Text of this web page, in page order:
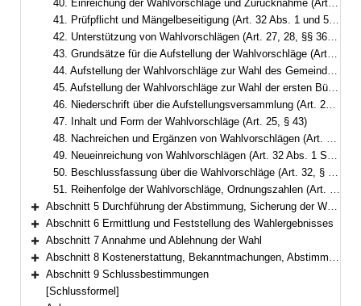
40. Einreichung der Wahlvorschläge und Zurücknahme (Art. 31, §§ 35, 49)
41. Prüfpflicht und Mängelbeseitigung (Art. 32 Abs. 1 und 5, § 47)
42. Unterstützung von Wahlvorschlägen (Art. 27, 28, §§ 36, 37, 38)
43. Grundsätze für die Aufstellung der Wahlvorschläge (Art. 29, § 39)
44. Aufstellung der Wahlvorschläge zur Wahl des Gemeinderats und des Kreistags (Art. 24 bis 29, §§ 39, 40)
45. Aufstellung der Wahlvorschläge zur Wahl der ersten Bürgermeisterin, des ersten Bürgermeisters, der Landrätin und des Landrats (Art. 45, § 41)
46. Niederschrift über die Aufstellungsversammlung (Art. 29 Abs. 5, § 42)
47. Inhalt und Form der Wahlvorschläge (Art. 25, § 43)
48. Nachreichen und Ergänzen von Wahlvorschlägen (Art. 31 Satz 2 und 3, §§ 45, 46)
49. Neueinreichung von Wahlvorschlägen (Art. 32 Abs. 1 Satz 3)
50. Beschlussfassung über die Wahlvorschläge (Art. 32, § 48)
51. Reihenfolge der Wahlvorschläge, Ordnungszahlen (Art. 33 Abs. 2, § 52)
Bereich erweitern
Abschnitt 5 Durchführung der Abstimmung, Sicherung der Wahlfreiheit, Briefwahl
Bereich erweitern
Abschnitt 6 Ermittlung und Feststellung des Wahlergebnisses
Bereich erweitern
Abschnitt 7 Annahme und Ablehnung der Wahl
Bereich erweitern
Abschnitt 8 Kostenerstattung, Bekanntmachungen, Abstimmungsunterlagen, Statistik
Bereich erweitern
Abschnitt 9 Schlussbestimmungen
[Schlussformel]